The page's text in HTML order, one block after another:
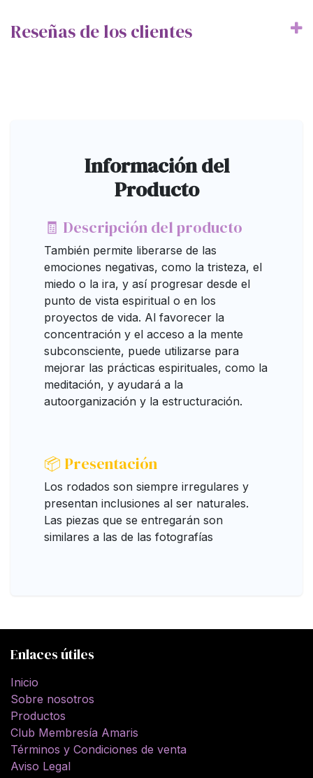
Reseñas de los clientes
Información del
Producto
🧾 Descripción del producto
También permite liberarse de las
emociones negativas, como la tristeza, el
miedo o la ira, y así progresar desde el
punto de vista espiritual o en los
proyectos de vida. Al favorecer la
concentración y el acceso a la mente
subconsciente, puede utilizarse para
mejorar las prácticas espirituales, como la
meditación, y ayudará a la
autoorganización y la estructuración.
📦 Presentación
Los rodados son siempre irregulares y
presentan inclusiones al ser naturales.
Las piezas que se entregarán son
similares a las de las fotografías
Enlaces útiles
Inicio
Sobre nosotros
Productos
Club Membresía Amaris
Términos y Condiciones de venta
Aviso Legal